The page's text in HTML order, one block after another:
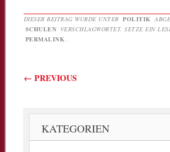
DIESER BEITRAG WURDE UNTER POLITIK
SCHULEN VERSCHLAGWORTET. SETZE EIN
PERMALINK
← PREVIOUS
KATEGORIEN